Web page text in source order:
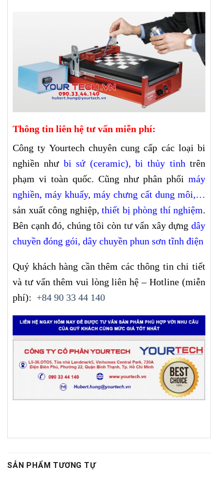
Thông tin liên hệ tư vấn miễn phí:
Công ty Yourtech chuyên cung cấp các loại bi
nghiền như bi sứ (ceramic), bi thủy tinh trên
phạm vi toàn quốc. Cũng như phân phối máy
nghiền, máy khuấy, máy chưng cất dung môi,…
sản xuất công nghiệp, thiết bị phòng thí nghiệm.
Bên cạnh đó, chúng tôi còn tư vấn xây dựng dây
chuyền đóng gói, dây chuyền phun sơn tĩnh điện
Quý khách hàng cần thêm các thông tin chi tiết
và tư vấn thêm vui lòng liên hệ – Hotline (miễn
phí): +84 90 33 44 140
SẢN PHẨM TƯƠNG TỰ